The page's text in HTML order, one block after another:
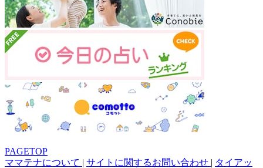
PAGETOP
ママテナについて | サイトに関するお問い合わせ | タイアッ